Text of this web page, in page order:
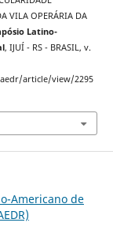
VILA OPERÁRIA DA
Latino-
, IJUÍ - RS - BRASIL, v.
article/view/2295
Americano de